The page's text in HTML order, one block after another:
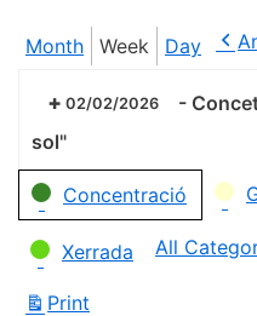
Month Week Day
02/02/2026 -
sol"
Categories
Concentració
Xerrada All
Print